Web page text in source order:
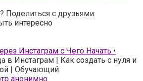
Поделиться с друзьями:
интересно
Инстаграм с Чего Начать •
в Инстаграм | Как создать с нуля и
| Обучающий